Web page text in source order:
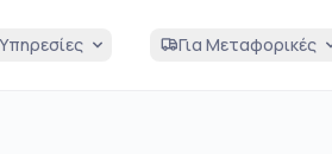
Υπηρεσίες Για Μεταφορικές